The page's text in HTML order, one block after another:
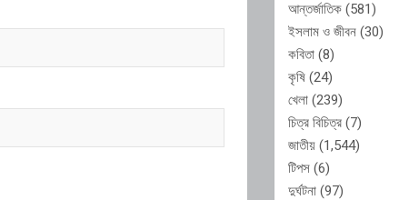
আন্তর্জাতিক (581)
ইসলাম ও জীবন (30)
কবিতা (8)
কৃষি (24)
খেলা (239)
চিত্র বিচিত্র (7)
জাতীয় (1,544)
টিপস (6)
দুর্ঘটনা (97)